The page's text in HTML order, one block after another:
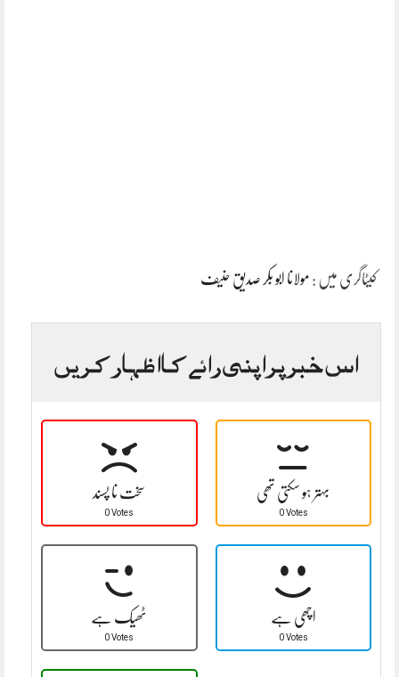
کیٹاگری میں : مولانا ابو بکر صدیق حنیف
اس خبر پر اپنی رائے کا اظہار کریں
سخت نا پسند
0 Votes
بہتر ہو سکتی تھی
0 Votes
ٹھیک ہے
0 Votes
اچھی ہے
0 Votes